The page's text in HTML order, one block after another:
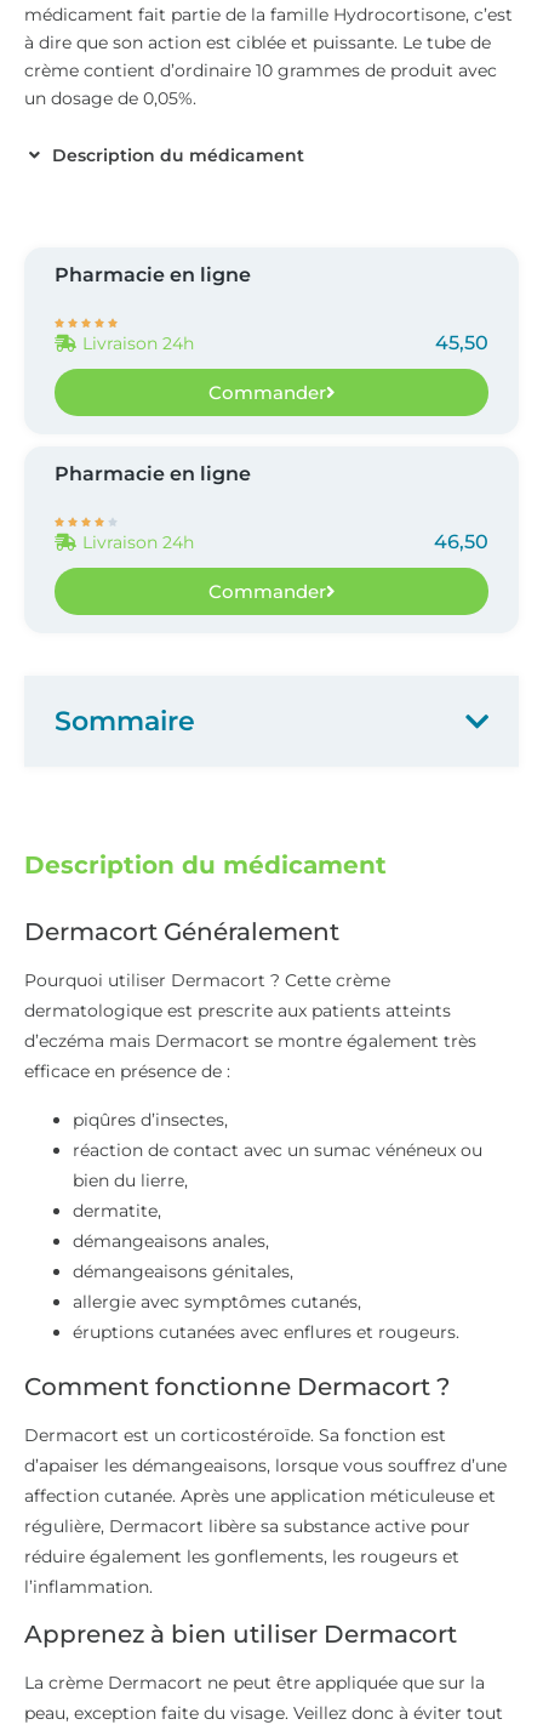
médicament fait partie de la famille Hydrocortisone, c’est
à dire que son action est ciblée et puissante. Le tube de
crème contient d’ordinaire 10 grammes de produit avec
un dosage de 0,05%.
Description du médicament
Pharmacie en ligne
    
Livraison 24h 45,50
Commander
Pharmacie en ligne
    
Livraison 24h 46,50
Commander
Description du médicament
Dermacort Généralement
Pourquoi utiliser Dermacort ? Cette crème
dermatologique est prescrite aux patients atteints
d’eczéma mais Dermacort se montre également très
efficace en présence de :
piqûres d’insectes,
réaction de contact avec un sumac vénéneux ou
bien du lierre,
dermatite,
démangeaisons anales,
démangeaisons génitales,
allergie avec symptômes cutanés,
éruptions cutanées avec enflures et rougeurs.
Comment fonctionne Dermacort ?
Dermacort est un corticostéroïde. Sa fonction est
d’apaiser les démangeaisons, lorsque vous souffrez d’une
affection cutanée. Après une application méticuleuse et
régulière, Dermacort libère sa substance active pour
réduire également les gonflements, les rougeurs et
l’inflammation.
Apprenez à bien utiliser Dermacort
La crème Dermacort ne peut être appliquée que sur la
peau, exception faite du visage. Veillez donc à éviter tout
Sommaire